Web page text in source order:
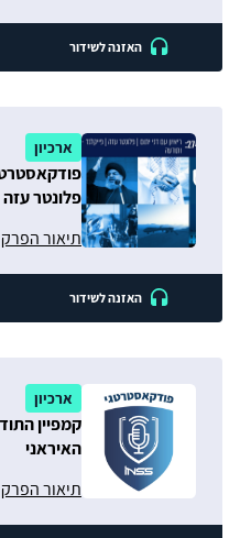
האזנה לשידור
ארכיון
פלונטר
תיאור הפרק
האזנה לשידור
ארכיון
קמפיין
האיראני
תיאור הפרק